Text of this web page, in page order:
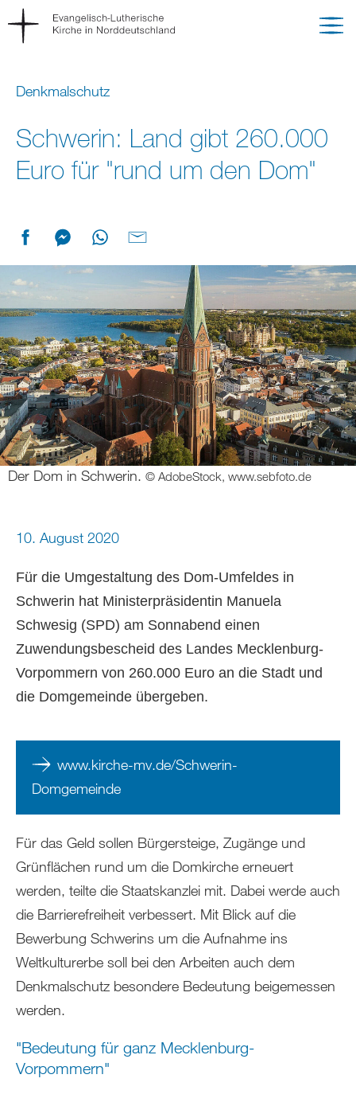
Denkmalschutz
Schwerin: Land gibt 260.000
Euro für "rund um den Dom"
Der Dom in Schwerin. © AdobeStock, www.sebfoto.de
10. August 2020
Für die Umgestaltung des Dom-Umfeldes in
Schwerin hat Ministerpräsidentin Manuela
Schwesig (SPD) am Sonnabend einen
Zuwendungsbescheid des Landes Mecklenburg-
Vorpommern von 260.000 Euro an die Stadt und
die Domgemeinde übergeben.
www.kirche-mv.de/Schwerin-
Domgemeinde
Für das Geld sollen Bürgersteige, Zugänge und
Grünflächen rund um die Domkirche erneuert
werden, teilte die Staatskanzlei mit. Dabei werde auch
die Barrierefreiheit verbessert. Mit Blick auf die
Bewerbung Schwerins um die Aufnahme ins
Weltkulturerbe soll bei den Arbeiten auch dem
Denkmalschutz besondere Bedeutung beigemessen
werden.
"Bedeutung für ganz Mecklenburg-
Vorpommern"